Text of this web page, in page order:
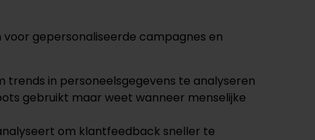
gepersonaliseerde campagnes en
trends in personeelsgegevens te analyseren
gebruikt maar weet wanneer menselijke
om klantfeedback sneller te